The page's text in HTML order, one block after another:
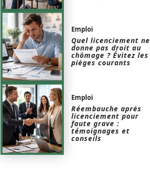
Emploi
Quel licenciement ne
donne pas droit au
chômage ? Évitez les
pièges courants
Emploi
Réembauche après
licenciement pour
faute grave :
témoignages et
conseils